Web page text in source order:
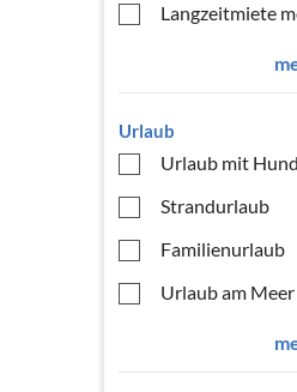
Langzeitmiete
Urlaub
Urlaub mit Hund
Strandurlaub
Familienurlaub
Urlaub am Meer